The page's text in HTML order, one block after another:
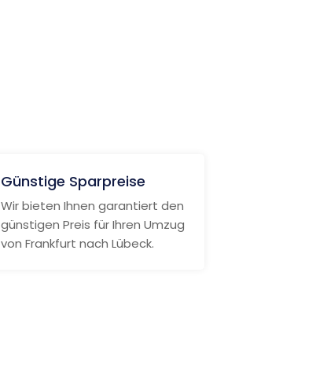
Günstige Sparpreise
Wir bieten Ihnen garantiert den
günstigen Preis für Ihren Umzug
von Frankfurt nach Lübeck.